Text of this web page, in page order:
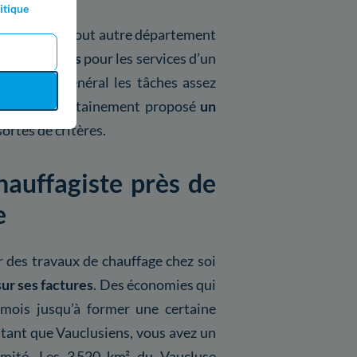
ou tout autre département
et 70 euros pour les services d’un
en général les tâches assez
sera certainement proposé un
de critères.
près de
travaux de chauffage chez soi
ses factures. Des économies qui
jusqu’à former une certaine
que Vauclusiens, vous avez un